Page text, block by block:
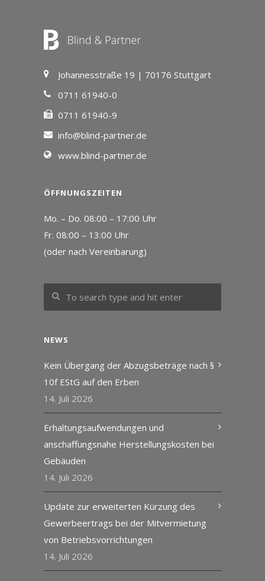
Johannesstraße 19 | 70176 Stuttgart
0711 61940-0
0711 61940-9
info@blind-partner.de
www.blind-partner.de
ÖFFNUNGSZEITEN
Mo. – Do. 08:00 – 17:00 Uhr
Fr. 08:00 – 13:00 Uhr
(oder nach Vereinbarung)
NEWS
Kein Übergang der Abzugsbeträge nach §
10f EStG auf den Erben
14. Juli 2026
Erhaltungsaufwendungen und
anschaffungsnahe Herstellungskosten bei
Gebäuden
14. Juli 2026
Update zur erweiterten Kürzung des
Gewerbeertrags bei der Mitvermietung
von Betriebsvorrichtungen
14. Juli 2026